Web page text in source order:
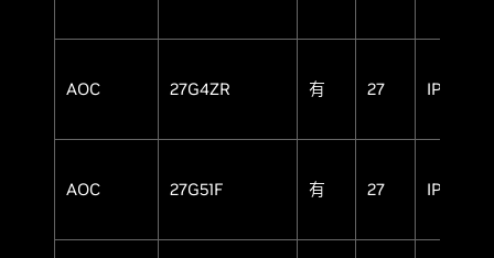
AOC 27G4ZR 有 27 IPS
AOC 27G51F 有 27 IPS